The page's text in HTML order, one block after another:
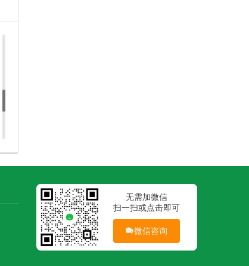
无需加微信
扫一扫或点击即可
微信咨询